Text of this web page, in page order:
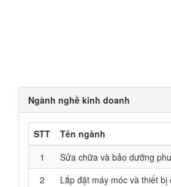
Ngành nghề kinh doanh
STT
Tên ngành
1
Sửa chữa và bảo dưỡng
2
Lắp đặt máy móc và thiết bị